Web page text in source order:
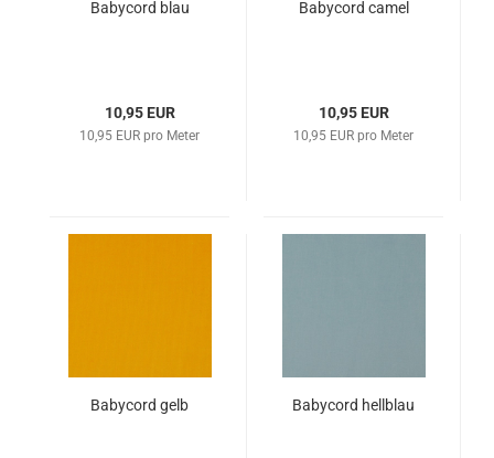
Babycord blau
10,95 EUR
10,95 EUR pro Meter
Babycord camel
10,95 EUR
10,95 EUR pro Meter
Babycord gelb Babycord hellblau